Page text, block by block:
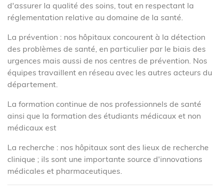
d'assurer la qualité des soins, tout en respectant la
réglementation relative au domaine de la santé.
La prévention : nos hôpitaux concourent à la détection
des problèmes de santé, en particulier par le biais des
urgences mais aussi de nos centres de prévention. Nos
équipes travaillent en réseau avec les autres acteurs du
département.
La formation continue de nos professionnels de santé
ainsi que la formation des étudiants médicaux et non
médicaux est
La recherche : nos hôpitaux sont des lieux de recherche
clinique ; ils sont une importante source d'innovations
médicales et pharmaceutiques.